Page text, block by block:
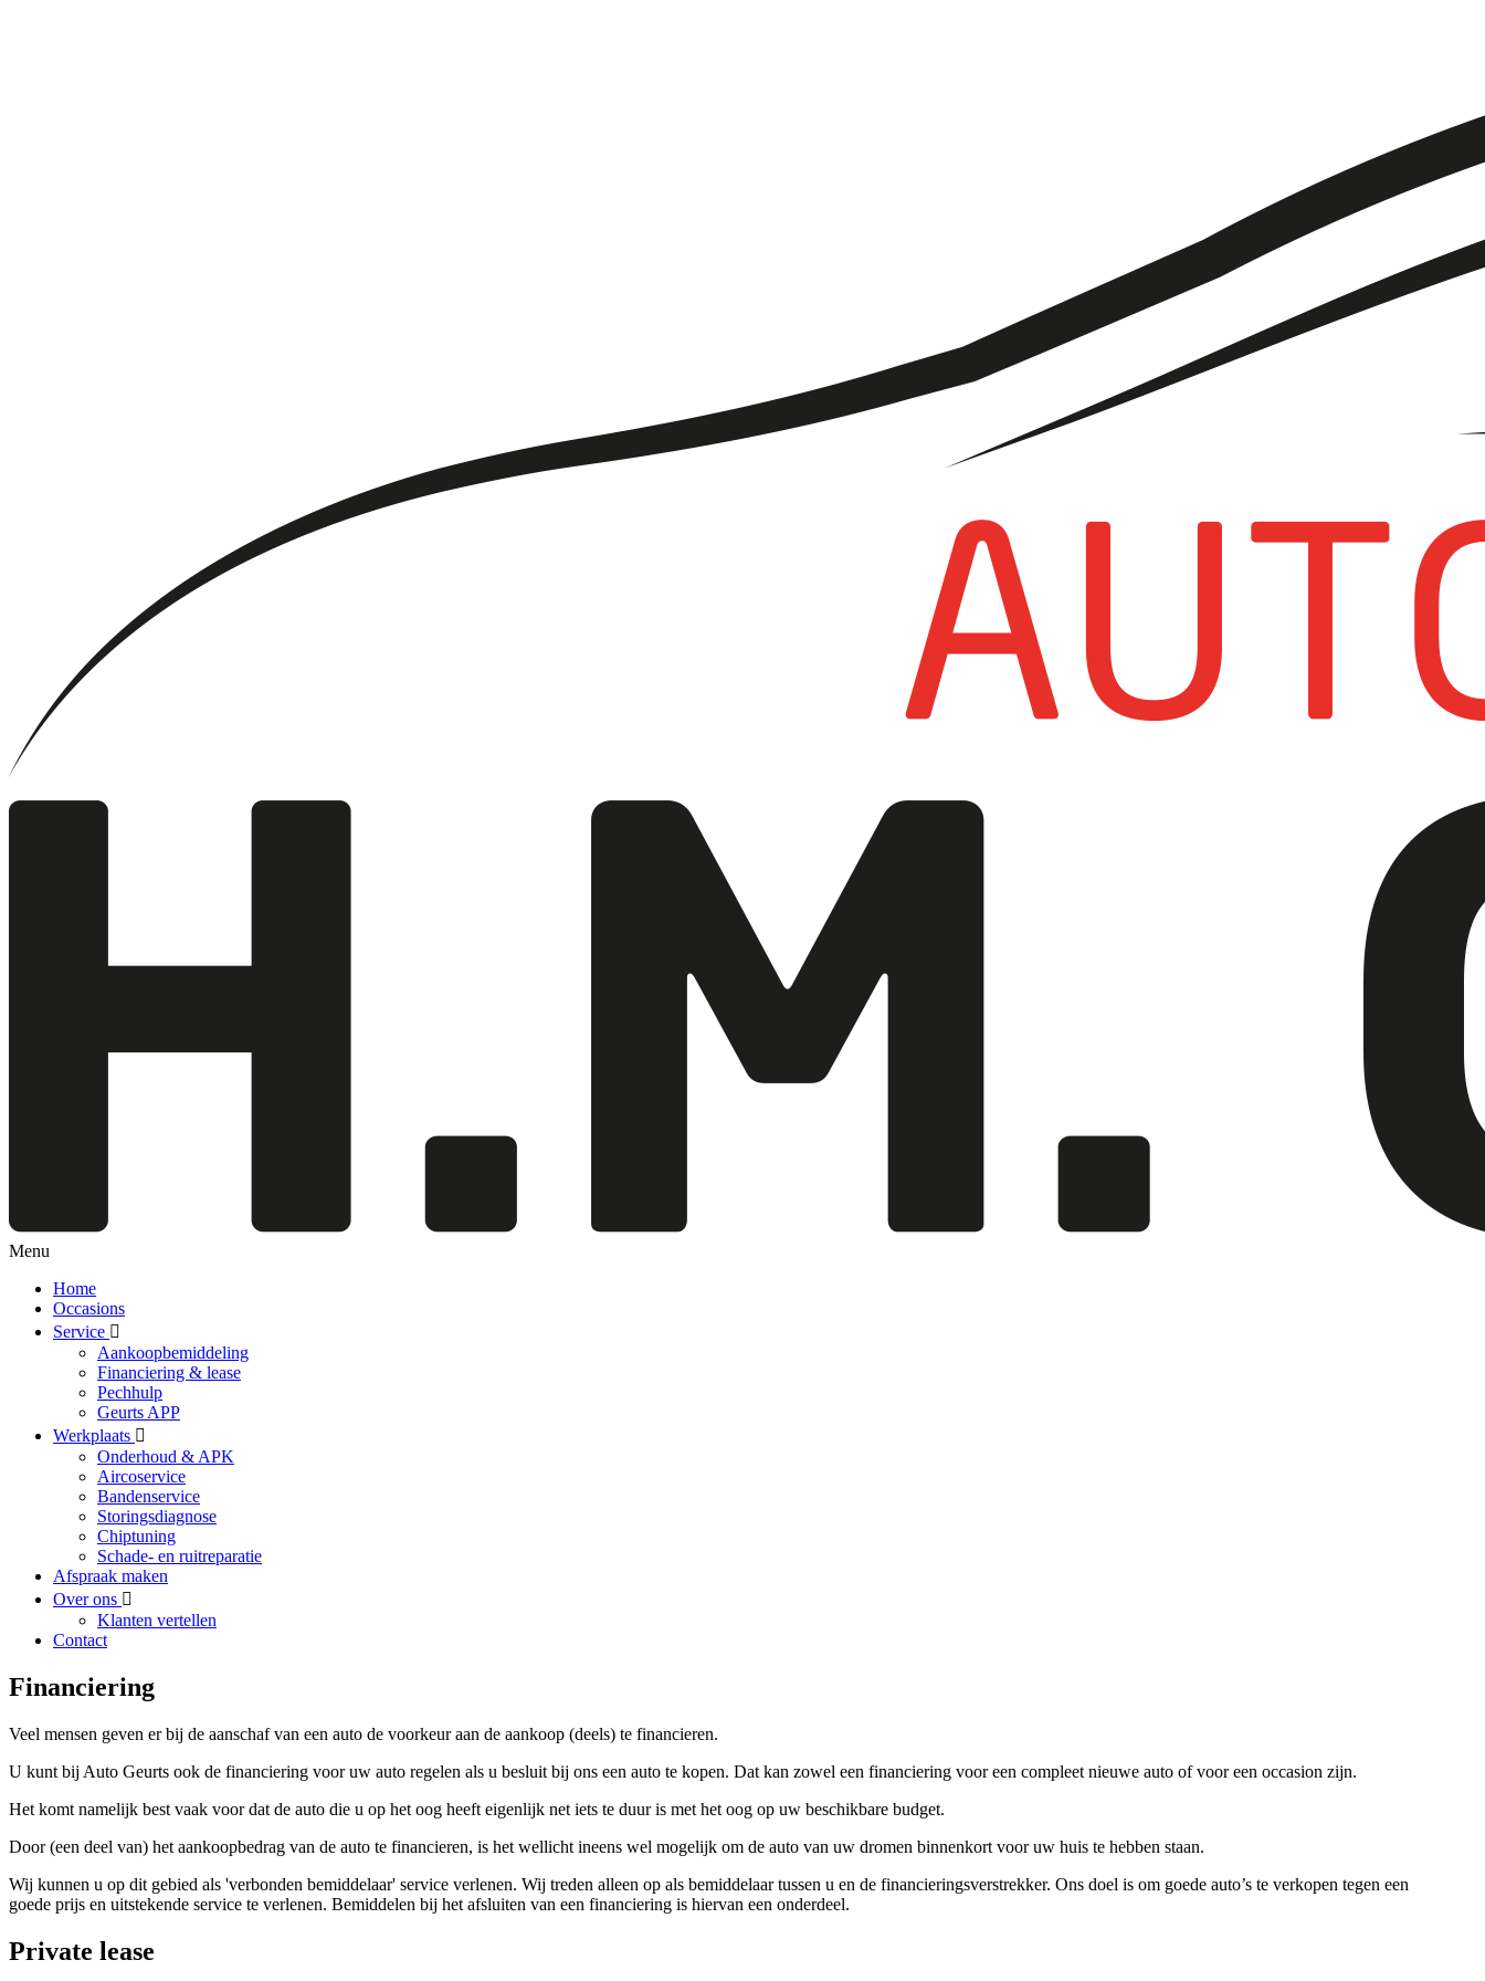
Menu
Home
Occasions
Service
Aankoopbemiddeling
Financiering & lease
Pechhulp
Geurts APP
Werkplaats
Onderhoud & APK
Aircoservice
Bandenservice
Storingsdiagnose
Chiptuning
Schade- en ruitreparatie
Afspraak maken
Over ons
Klanten vertellen
Contact
Financiering
Veel mensen geven er bij de aanschaf van een auto de voorkeur aan de aankoop (deels) te financieren.
U kunt bij Auto Geurts ook de financiering voor uw auto regelen als u besluit bij ons een auto te kopen. Dat kan zowel een financiering voor een compleet nieuwe auto of voor een occasion zijn.
Het komt namelijk best vaak voor dat de auto die u op het oog heeft eigenlijk net iets te duur is met het oog op uw beschikbare budget.
Door (een deel van) het aankoopbedrag van de auto te financieren, is het wellicht ineens wel mogelijk om de auto van uw dromen binnenkort voor uw huis te hebben staan.
Wij kunnen u op dit gebied als 'verbonden bemiddelaar' service verlenen. Wij treden alleen op als bemiddelaar tussen u en de financieringsverstrekker. Ons doel is om goede auto’s te verkopen tegen een
goede prijs en uitstekende service te verlenen. Bemiddelen bij het afsluiten van een financiering is hiervan een onderdeel.
Private lease